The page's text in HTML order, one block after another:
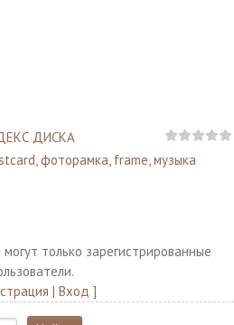
ДИСКА
фоторамка frame музыка
только зарегистрированные
| Вход ]